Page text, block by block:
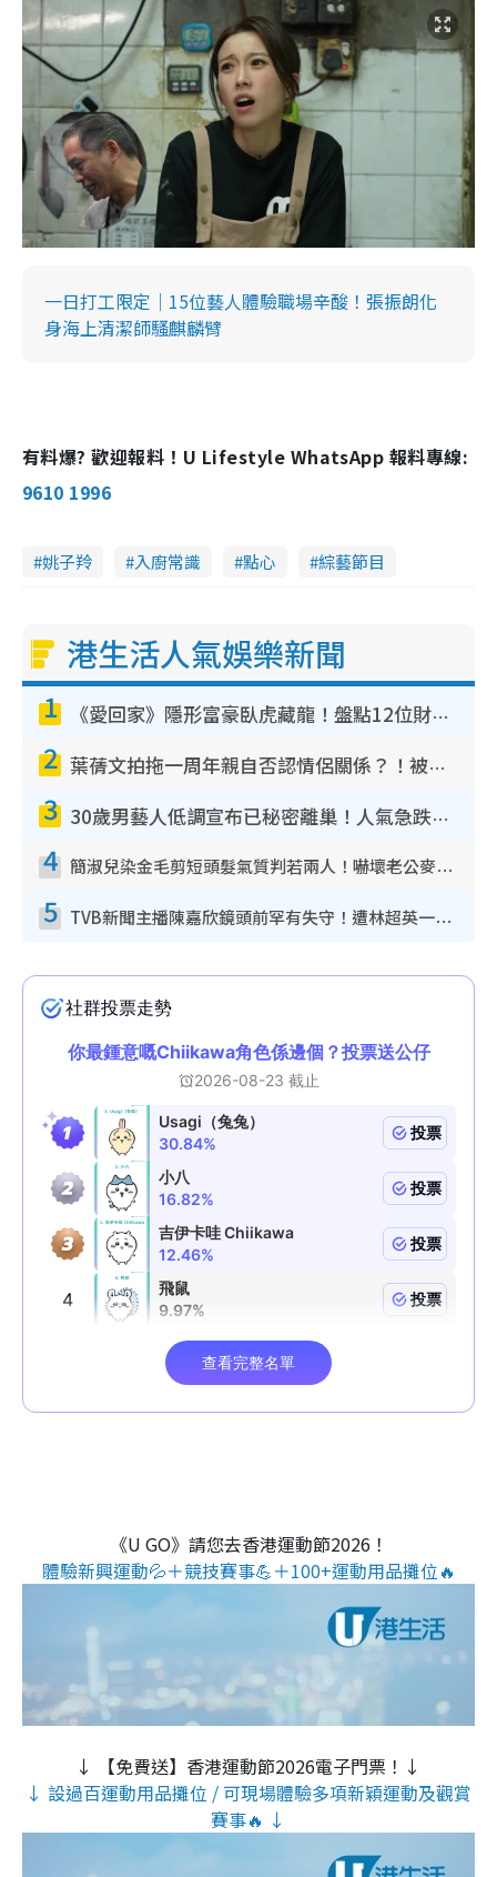
一日打工限定｜15位藝人體驗職場辛酸！張振朗化
身海上清潔師騷麒麟臂
有料爆? 歡迎報料！U Lifestyle WhatsApp 報料專線:
9610 1996
姚子羚 入廚常識 點心 綜藝節目
港生活人氣娛樂新聞
1 《愛回家》隱形富豪臥虎藏龍！盤點12位財氣逼人的有錢藝人：呢位靚女3億身家唔憂做
2 葉蒨文拍拖一周年親自否認情侶關係？！被質疑感情造假竟稱GM「普通同事」
3 30歲男藝人低調宣布已秘密離巢！人氣急跌變失蹤人口︰「這幾年過得並不容易」
4 簡淑兒染金毛剪短頭髮氣質判若兩人！嚇壞老公麥大力都認唔出：「你做咩事？」
5 TVB新聞主播陳嘉欣鏡頭前罕有失守！遭林超英一句說話突襲嚇親當場大笑
《U GO》請您去香港運動節2026！
體驗新興運動💦＋競技賽事💪＋100+運動用品攤位🔥
↓ 【免費送】香港運動節2026電子門票！↓
↓ 設過百運動用品攤位 / 可現場體驗多項新穎運動及觀賞
賽事🔥 ↓